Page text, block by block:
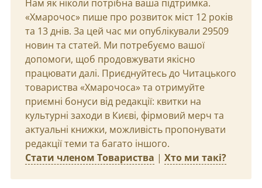
Нам як ніколи потрібна ваша підтримка.
«Хмарочос» пише про розвиток міст 12 років
та 13 днів. За цей час ми опублікували 29509
новин та статей. Ми потребуємо вашої
допомоги, щоб продовжувати якісно
працювати далі. Приєднуйтесь до Читацького
товариства «Хмарочоса» та отримуйте
приємні бонуси від редакції: квитки на
культурні заходи в Києві, фірмовий мерч та
актуальні книжки, можливість пропонувати
редакції теми та багато іншого.
Стати членом Товариства | Хто ми такі?